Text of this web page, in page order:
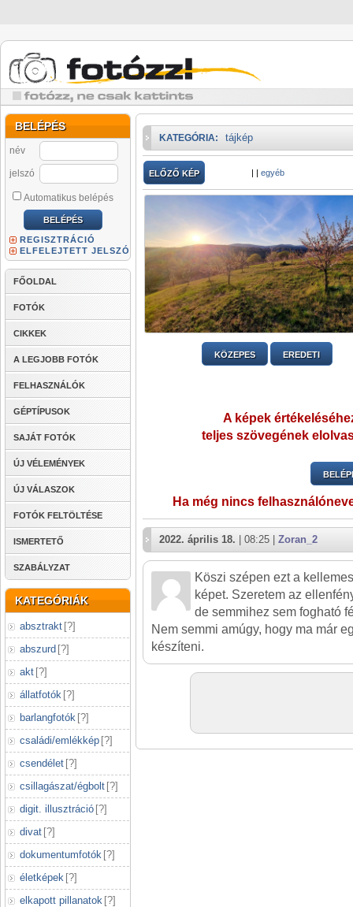
BELÉPÉS
név
jelszó
Automatikus belépés
REGISZTRÁCIÓ
ELFELEJTETT JELSZÓ
FŐOLDAL
FOTÓK
CIKKEK
A LEGJOBB FOTÓK
FELHASZNÁLÓK
GÉPTÍPUSOK
SAJÁT FOTÓK
ÚJ VÉLEMÉNYEK
ÚJ VÁLASZOK
FOTÓK FELTÖLTÉSE
ISMERTETŐ
SZABÁLYZAT
KATEGÓRIÁK
absztrakt [?]
abszurd [?]
akt [?]
állatfotók [?]
barlangfotók [?]
családi/emlékkép [?]
csendélet [?]
csillagászat/égbolt [?]
digit. illusztráció [?]
divat [?]
dokumentumfotók [?]
életképek [?]
elkapott pillanatok [?]
KATEGÓRIA: tájkép
ELŐZŐ KÉP | | egyéb
KÖZEPES EREDETI
A képek
teljes szövegének
Ha még nincs
2022. április 18. | 08:25 | Zoran_2
Köszi szépen ezt a
képet. Szeretem az
de semmihez sem fogható
Nem semmi amúgy, hogy ma már
készíteni.